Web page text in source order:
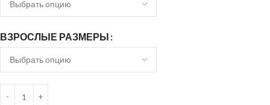
ВЗРОСЛЫЕ РАЗМЕРЫ